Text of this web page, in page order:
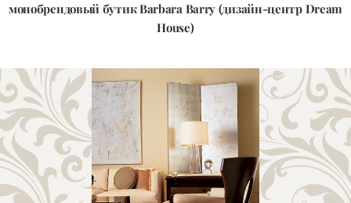
монобрендовый бутик Barbara Barry (дизайн-центр Dream
House)